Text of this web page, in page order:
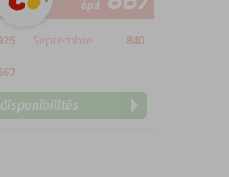
àpd
Septembre
840